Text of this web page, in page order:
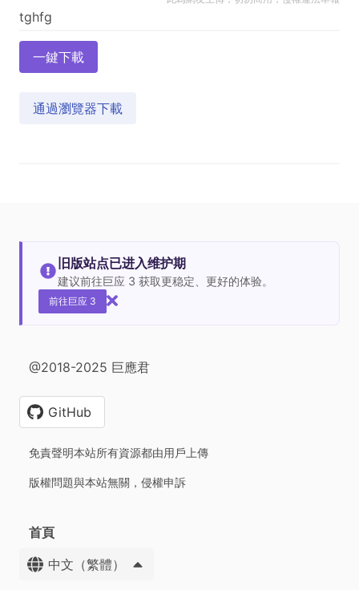
一鍵下載
通過瀏覽器下載
旧版站点已进入维护期
建议前往巨应 3 获取更稳定、更好的体验。
前往巨应 3
@2018-2025 巨應君
GitHub
免責聲明本站所有資源都由用戶上傳
版權問題與本站無關，侵權申訴
首頁
中文（繁體）